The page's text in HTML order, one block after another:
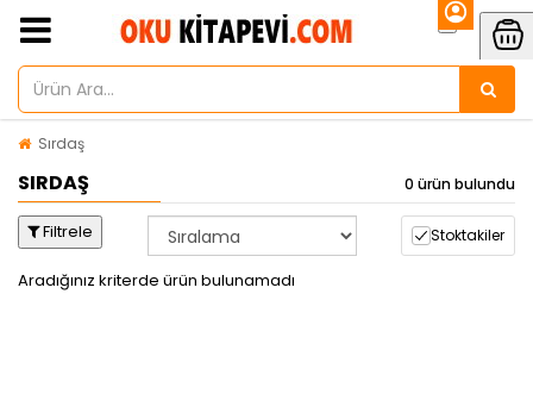
Sırdaş
SIRDAŞ 0 ürün bulundu
Filtrele Stoktakiler
Aradığınız kriterde ürün bulunamadı